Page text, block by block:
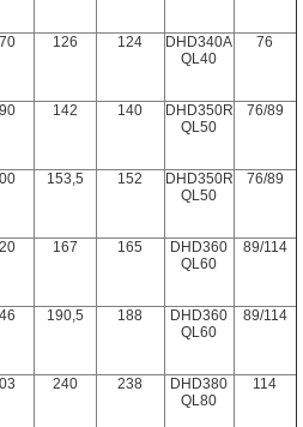
126 124
DHD340A
QL40
76
142 140
DHD350R
QL50
76/89
153,5 152
DHD350R
QL50
76/89
167 165
DHD360
QL60
89/114
190,5 188
DHD360
QL60
89/114
240 238
DHD380
QL80
114